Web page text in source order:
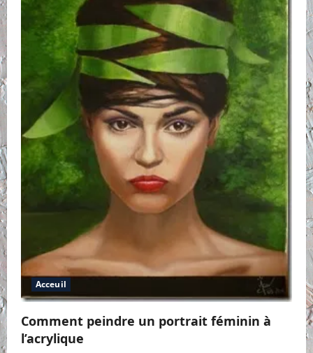
Acceuil
Comment peindre un portrait féminin à
l’acrylique